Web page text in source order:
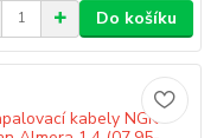
Do košíku